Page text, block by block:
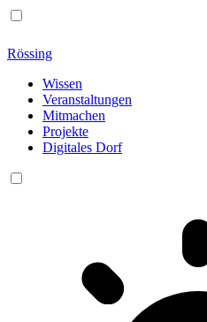
Rössing
Wissen
Veranstaltungen
Mitmachen
Projekte
Digitales Dorf